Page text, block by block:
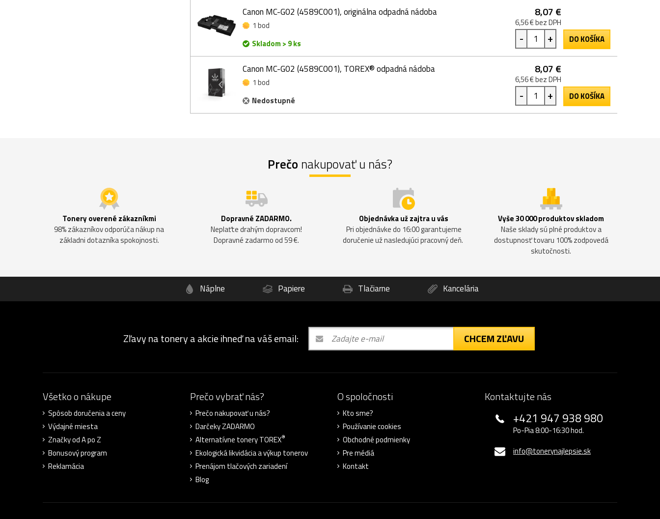
Canon MC-G02 (4589C001), originálna odpadná nádoba
1 bod
Skladom > 9 ks
8,07 €
6,56 € bez DPH
- + DO KOŠÍKA
Canon MC-G02 (4589C001), TOREX® odpadná nádoba
1 bod
Nedostupné
8,07 €
6,56 € bez DPH
- + DO KOŠÍKA
Prečo nakupovať u nás?
Tonery overené zákazníkmi
98% zákazníkov odporúča nákup na
základni dotazníka spokojnosti.
Dopravné ZADARMO.
Neplaťte drahým dopravcom!
Dopravné zadarmo od 59 €.
Objednávka už zajtra u vás
Pri objednávke do 16:00 garantujeme
doručenie už nasledujúci pracovný deň.
Vyše 30 000 produktov skladom
Naše sklady sú plné produktov a
dostupnosť tovaru 100% zodpovedá
skutočnosti.
Náplne Papiere Tlačiarne Kancelária
Zľavy na tonery a akcie ihneď na váš email: CHCEM ZĽAVU
Všetko o nákupe
Spôsob doručenia a ceny
Výdajné miesta
Značky od A po Z
Bonusový program
Reklamácia
Prečo vybrať nás?
Prečo nakupovať u nás?
Darčeky ZADARMO
Alternatívne tonery TOREX®
Ekologická likvidácia a výkup tonerov
Prenájom tlačových zariadení
Blog
O spoločnosti
Kto sme?
Používanie cookies
Obchodné podmienky
Pre médiá
Kontakt
Kontaktujte nás
+421 947 938 980
Po-Pia 8:00-16:30 hod.
info@tonerynajlepsie.sk